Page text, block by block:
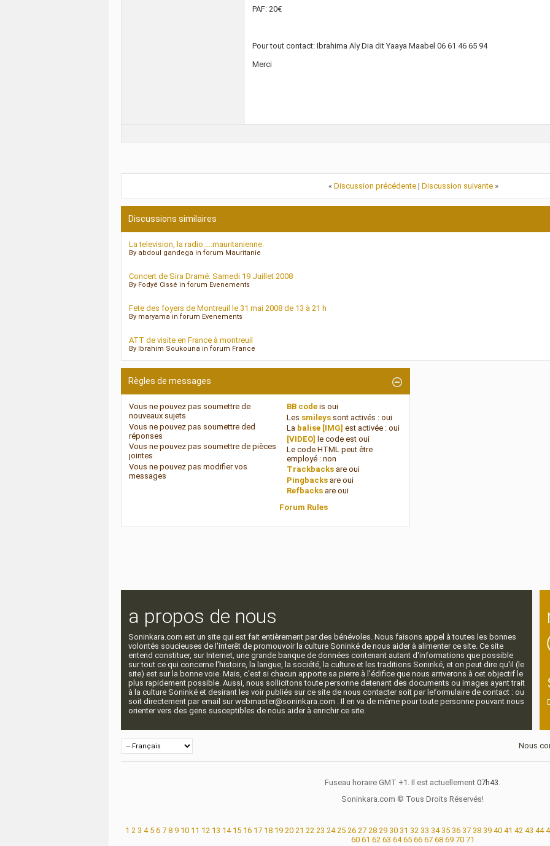
PAF: 20€
Pour tout contact: Ibrahima Aly Dia dit Yaaya Maabel 06 61 46 65 94
Merci
« Discussion précédente| Discussion suivante »
Discussions similaires
La television, la radio.....mauritanienne.
By abdoul gandega in forum Mauritanie
Concert de Sira Dramé: Samedi 19 Juillet 2008
By Fodyé Cissé in forum Evenements
Fete des foyers de Montreuil le 31 mai 2008 de 13 à 21 h
By maryama in forum Evenements
ATT de visite en France à montreuil
By Ibrahim Soukouna in forum France
Règles de messages
Vous ne pouvez pas soumettre de
nouveaux sujets
Vous ne pouvez pas soumettre ded
réponses
Vous ne pouvez pas soumettre de pièces
jointes
Vous ne pouvez pas modifier vos
messages
BB codeis oui
Les smileyssont activés : oui
La balise [IMG] est activée : oui
[VIDEO] le code est oui
Le code HTML peut être
employé : non
Trackbacksare oui
Pingbacksare oui
Refbacksare oui
Forum Rules
a propos de nous
Soninkara.com est un site qui est fait entièrement par des bénévoles. Nous faisons appel à toutes les bonnes
volontés soucieuses de l'interêt de promouvoir la culture Soninké de nous aider à alimenter ce site. Ce site
entend constituer, sur Internet, une grande banque de données contenant autant d'informations que possible
sur tout ce qui concerne l'histoire, la langue, la société, la culture et les traditions Soninké, et on peut dire qu'il (le
site) est sur la bonne voie. Mais, c'est si chacun apporte sa pierre à l'édifice que nous arriverons à cet objectif le
plus rapidement possible. Aussi, nous sollicitons toute personne detenant des documents ou images ayant trait
à la culture Soninké et desirant les voir publiés sur ce site de nous contacter soit par leformulaire de contact : ou
soit directement par email sur webmaster@soninkara.com . Il en va de même pour toute personne pouvant nous
orienter vers des gens susceptibles de nous aider à enrichir ce site.
Nous
Fuseau horaire GMT +1. Il est actuellement 07h43.
Soninkara.com © Tous Droits Réservés!
1 2 3 4 5 6 7 8 9 10 11 12 13 14 15 16 17 18 19 20 21 22 23 24 25 26 27 28 29 30 31 32 33 34 35 36 37 38 39 40 41 42 43 44
60 61 62 63 64 65 66 67 68 69 70 71